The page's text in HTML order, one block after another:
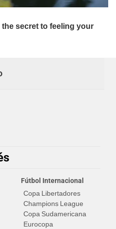
Fútbol Internacional
Copa Libertadores
Champions League
Copa Sudamericana
Eurocopa